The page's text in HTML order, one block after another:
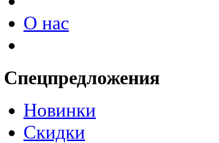
О нас
Спецпредложения
Новинки
Скидки